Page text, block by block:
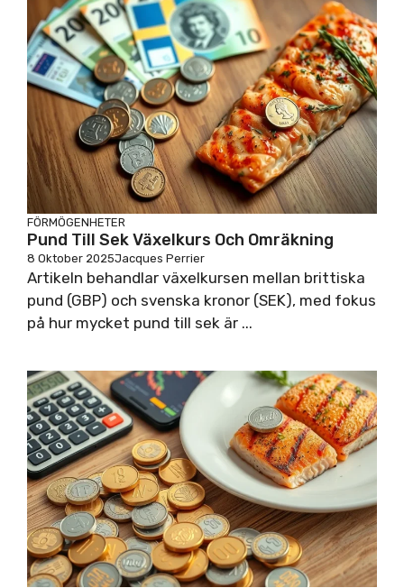
FÖRMÖGENHETER
Pund Till Sek Växelkurs Och Omräkning
8 Oktober 2025Jacques Perrier
Artikeln behandlar växelkursen mellan brittiska
pund (GBP) och svenska kronor (SEK), med fokus
på hur mycket pund till sek är ...